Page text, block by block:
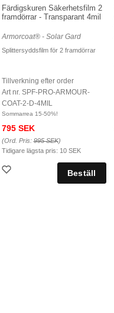
Färdigskuren Säkerhetsfilm 2
framdörrar - Transparant 4mil
Armorcoat® - Solar Gard
Splittersyddsfilm för 2 framdörrar
Tillverkning efter order
Art nr. SPF-PRO-ARMOUR-
COAT-2-D-4MIL
Sommarrea 15-50%!
795 SEK
(Ord. Pris:995 SEK)
Tidigare lägsta pris: 10 SEK